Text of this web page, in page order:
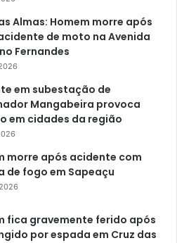
Almas: Homem morre após
de moto na Avenida
Fernandes
em subestação de
Mangabeira provoca
em cidades da região
morre após acidente com
de fogo em Sapeaçu
fica gravemente ferido após
por espada em Cruz das